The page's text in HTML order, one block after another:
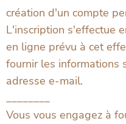
création d'un compte
L'inscription s'effectue
en ligne prévu à cet
fournir les informations
adresse e-mail.
________
Vous vous engagez à